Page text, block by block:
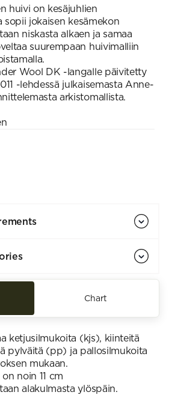
huivi on kesäjuhlien
sopii jokaisen kesämekon
niskasta alkaen ja samaa
suurempaan huivimalliin
Wool DK -langalle päivitetty
-lehdessä julkaisemasta Anne-
arkistomallista.
Chart
ketjusilmukoita (kjs), kiinteitä
pylväitä (pp) ja pallosilmukoita
mukaan.
noin 11 cm
alakulmasta ylöspäin.